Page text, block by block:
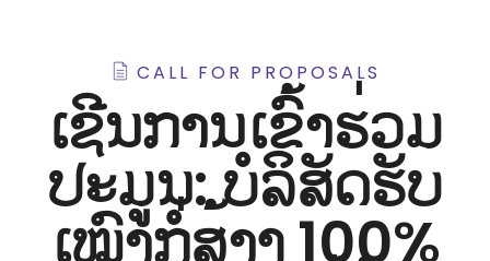
CALL FOR PROPOSALS
ເຊີນການເຂົ້າຮ່ວມ
ປະມູນ: ບໍລິສັດຮັບ
ເໝົາກໍ່ສ້າງ 100%